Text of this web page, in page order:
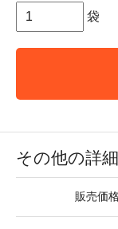
袋
その他の詳
販売価